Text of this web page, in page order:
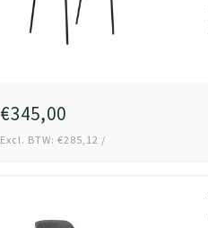
€345,00
Excl. BTW: €285,12 /